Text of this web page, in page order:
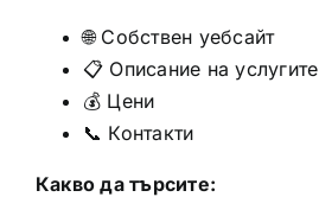
🌐 Собствен уебсайт
📋 Описание на услугите
💰 Цени
📞 Контакти
Какво да търсите: